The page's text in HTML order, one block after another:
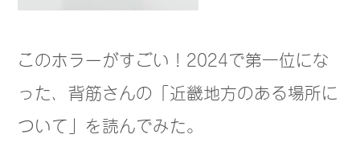
このホラーがすごい！2024で第一位にな
った、背筋さんの「近畿地方のある場所に
ついて」を読んでみた。